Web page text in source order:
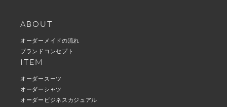
ABOUT
オーダーメイドの流れ
ブランドコンセプト
ITEM
オーダースーツ
オーダーシャツ
オーダービジネスカジュアル